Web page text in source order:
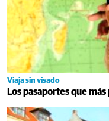
Viaja sin visado
Los pasaportes que